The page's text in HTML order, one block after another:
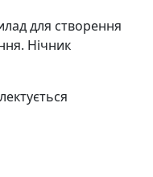
для створення
Нічник